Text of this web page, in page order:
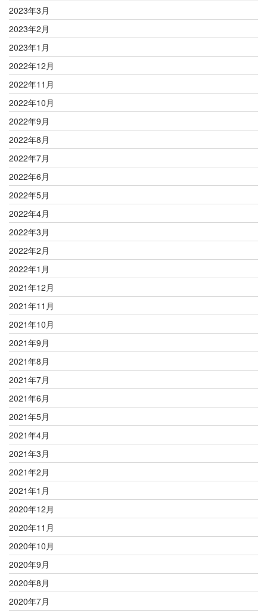
2023年3月
2023年2月
2023年1月
2022年12月
2022年11月
2022年10月
2022年9月
2022年8月
2022年7月
2022年6月
2022年5月
2022年4月
2022年3月
2022年2月
2022年1月
2021年12月
2021年11月
2021年10月
2021年9月
2021年8月
2021年7月
2021年6月
2021年5月
2021年4月
2021年3月
2021年2月
2021年1月
2020年12月
2020年11月
2020年10月
2020年9月
2020年8月
2020年7月